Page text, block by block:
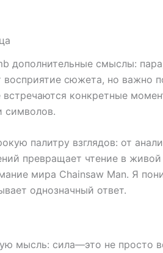
дополнительные смыслы:
сюжета, но важно
конкретные
символов.
палитру взглядов: от
превращает чтение в
мира Chainsaw Man. Я
однозначный ответ.
мысль: сила—это не просто